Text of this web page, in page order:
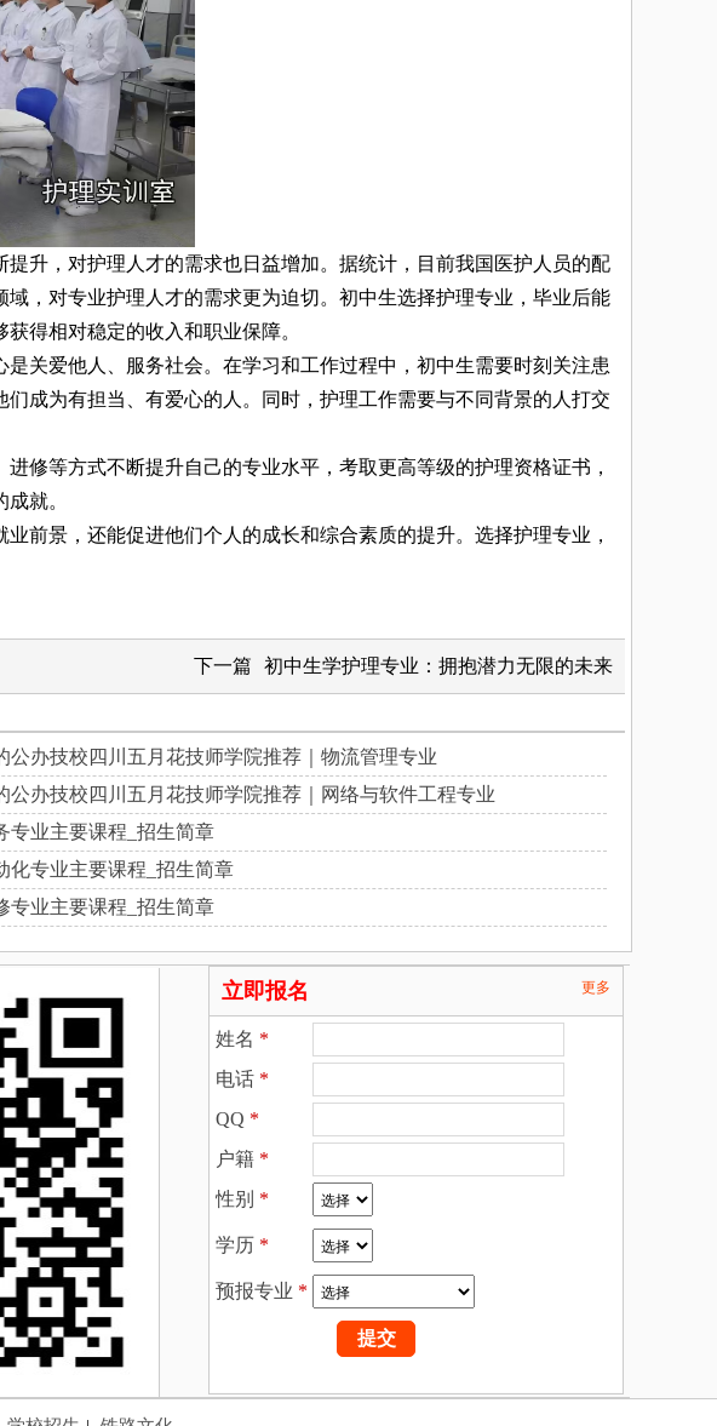
升，对护理人才的需求也日益增加。据统计，目前我国医护人员的配
，对专业护理人才的需求更为迫切。初中生选择护理专业，毕业后能
得相对稳定的收入和职业保障。
爱他人、服务社会。在学习和工作过程中，初中生需要时刻关注患
成为有担当、有爱心的人。同时，护理工作需要与不同背景的人打交
等方式不断提升自己的专业水平，考取更高等级的护理资格证书，
就。
景，还能促进他们个人的成长和综合素质的提升。选择护理专业，
下一篇 初中生学护理专业：拥抱潜力无限的未来
公办技校四川五月花技师学院推荐｜物流管理专业
公办技校四川五月花技师学院推荐｜网络与软件工程专业
专业主要课程_招生简章
化专业主要课程_招生简章
专业主要课程_招生简章
立即报名 更多
姓名 *
电话 *
QQ *
户籍 *
性别 *
学历 *
预报专业 *